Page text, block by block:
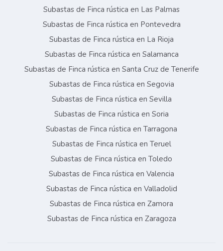
Subastas de Finca rústica en Las Palmas
Subastas de Finca rústica en Pontevedra
Subastas de Finca rústica en La Rioja
Subastas de Finca rústica en Salamanca
Subastas de Finca rústica en Santa Cruz de Tenerife
Subastas de Finca rústica en Segovia
Subastas de Finca rústica en Sevilla
Subastas de Finca rústica en Soria
Subastas de Finca rústica en Tarragona
Subastas de Finca rústica en Teruel
Subastas de Finca rústica en Toledo
Subastas de Finca rústica en Valencia
Subastas de Finca rústica en Valladolid
Subastas de Finca rústica en Zamora
Subastas de Finca rústica en Zaragoza